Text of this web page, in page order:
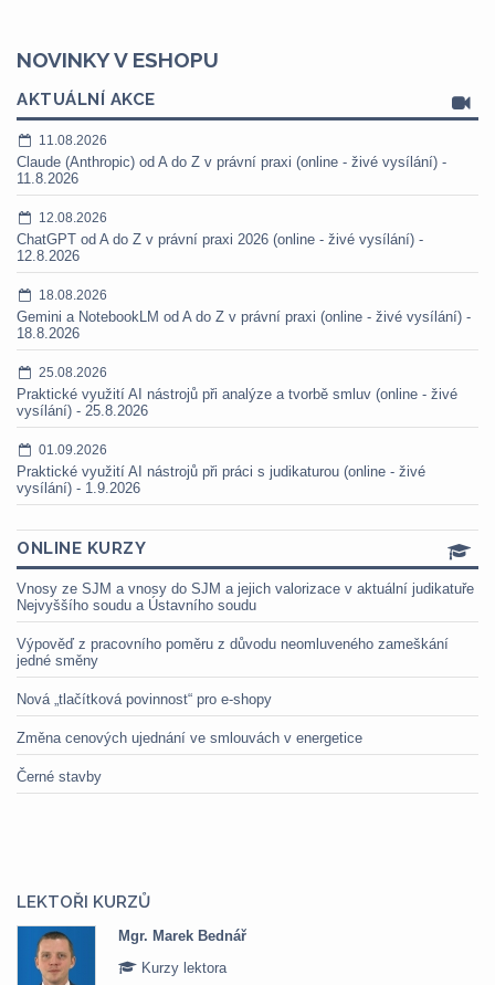
NOVINKY V ESHOPU
AKTUÁLNÍ AKCE
11.08.2026
Claude (Anthropic) od A do Z v právní praxi (online - živé vysílání) -
11.8.2026
12.08.2026
ChatGPT od A do Z v právní praxi 2026 (online - živé vysílání) -
12.8.2026
18.08.2026
Gemini a NotebookLM od A do Z v právní praxi (online - živé vysílání) -
18.8.2026
25.08.2026
Praktické využití AI nástrojů při analýze a tvorbě smluv (online - živé
vysílání) - 25.8.2026
01.09.2026
Praktické využití AI nástrojů při práci s judikaturou (online - živé
vysílání) - 1.9.2026
ONLINE KURZY
Vnosy ze SJM a vnosy do SJM a jejich valorizace v aktuální judikatuře
Nejvyššího soudu a Ústavního soudu
Výpověď z pracovního poměru z důvodu neomluveného zameškání
jedné směny
Nová „tlačítková povinnost“ pro e-shopy
Změna cenových ujednání ve smlouvách v energetice
Černé stavby
LEKTOŘI KURZŮ
Mgr. Marek Bednář
Kurzy lektora